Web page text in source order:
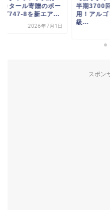
カタール寄贈のボー
グ747-8を新エア...
2026年7月1日
半期3700
用！アルゴ
級...
スポン